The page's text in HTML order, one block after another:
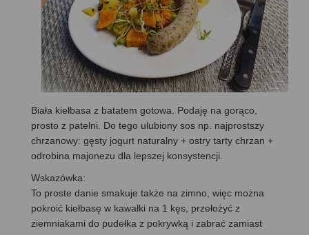
Biała kiełbasa z batatem gotowa. Podaję na gorąco,
prosto z patelni. Do tego ulubiony sos np. najprostszy
chrzanowy: gęsty jogurt naturalny + ostry tarty chrzan +
odrobina majonezu dla lepszej konsystencji.
Wskazówka:
To proste danie smakuje także na zimno, więc można
pokroić kiełbasę w kawałki na 1 kęs, przełożyć z
ziemniakami do pudełka z pokrywką i zabrać zamiast